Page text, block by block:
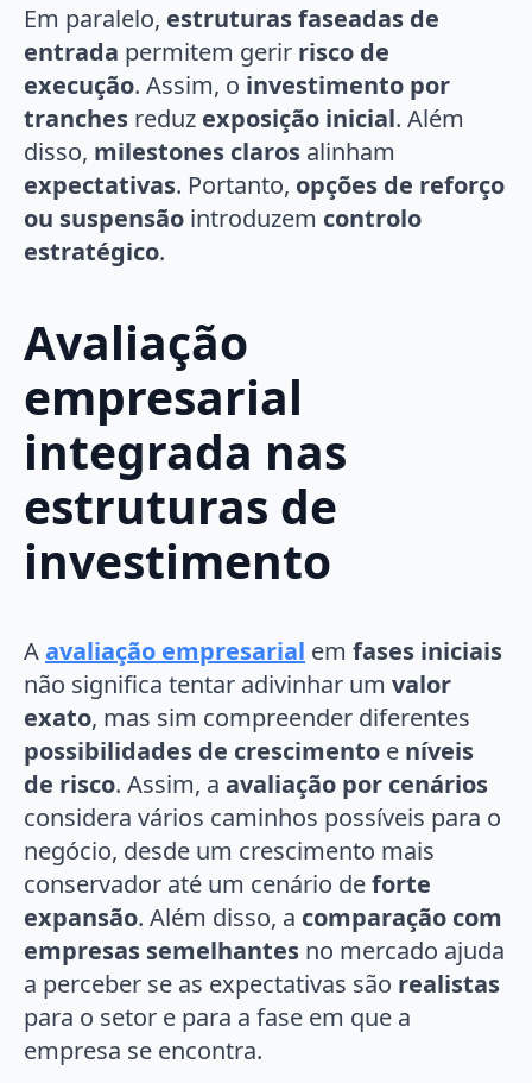
Em paralelo, estruturas faseadas de
entrada permitem gerir risco de
execução. Assim, o investimento por
tranches reduz exposição inicial. Além
disso, milestones claros alinham
expectativas. Portanto, opções de reforço
ou suspensão introduzem controlo
estratégico.
Avaliação
empresarial
integrada nas
estruturas de
investimento
Aavaliação empresarial em fases iniciais
não significa tentar adivinhar um valor
exato, mas sim compreender diferentes
possibilidades de crescimento e níveis
de risco. Assim, a avaliação por cenários
considera vários caminhos possíveis para o
negócio, desde um crescimento mais
conservador até um cenário deforte
expansão. Além disso, a comparação com
empresas semelhantes no mercado ajuda
a perceber se as expectativas são realistas
para o setor e para a fase em que a
empresa se encontra.